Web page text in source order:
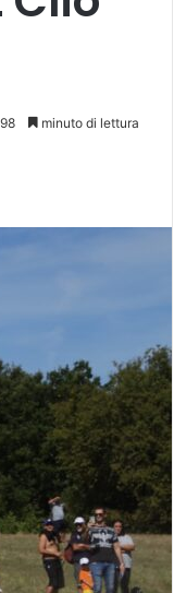
98 minuto di lettura